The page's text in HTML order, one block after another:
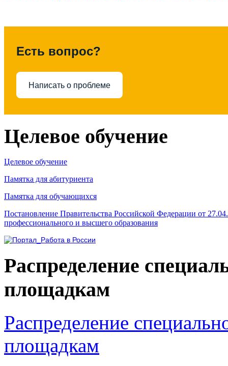
Есть вопрос?
Написать о проблеме
Целевое обучение
Целевое обучение
Памятка для абитуриента
Памятка для обучающихся
Постановление Правительства Российской Федерации от
профессионального и высшего образования
Распределение
площадкам
Распределение
площадкам